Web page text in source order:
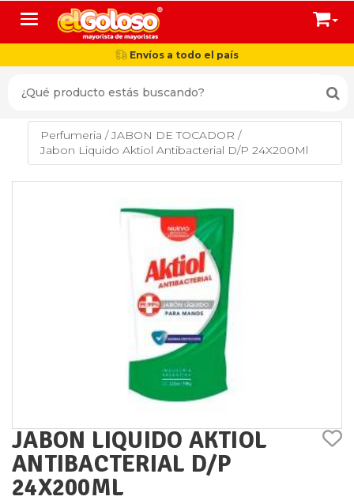
Toggle navigation
Envíos a todo el país
Perfumeria /JABON DE TOCADOR /
Jabon Liquido Aktiol Antibacterial D/P 24X200Ml
JABON LIQUIDO AKTIOL
ANTIBACTERIAL D/P
24X200ML